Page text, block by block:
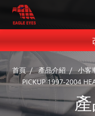
首頁 產品介紹 小客
PICKUP 1997-2004